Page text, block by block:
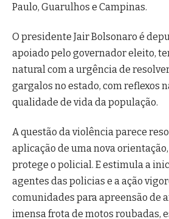
Paulo, Guarulhos e Campinas.
O presidente Jair Bolsonaro é
apoiado pelo governador eleito,
natural com a urgência de
gargalos no estado, com reflexos
qualidade de vida da população.
A questão da violência parece
aplicação de uma nova
protege o policial. E estimula a
agentes das policias e a ação
comunidades para apreensão de
imensa frota de motos roubadas,